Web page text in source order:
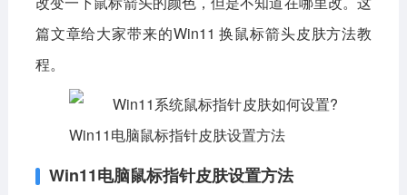
图形图像 媒体软件 行业软件
安全软件 游戏娱乐 聊天软件
篇文章给大家带来的Win11 换鼠标箭头皮肤方法教
程。
Win11电脑鼠标指针皮肤设置方法